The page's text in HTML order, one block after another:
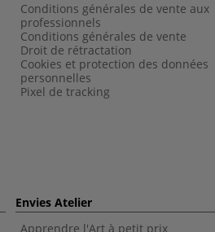
Conditions générales de vente aux
professionnels
Conditions générales de vente
Droit de rétractation
Cookies et protection des données
personnelles
Pixel de tracking
Envies Atelier
Apprendre l'Art à petit prix